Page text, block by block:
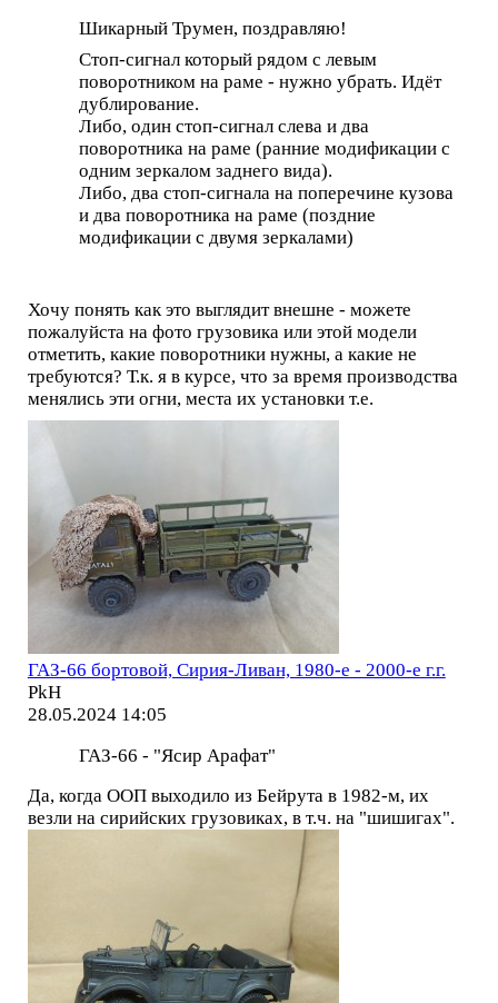
Шикарный Трумен, поздравляю!
Стоп-сигнал который рядом с левым
поворотником на раме - нужно убрать. Идёт
дублирование.
Либо, один стоп-сигнал слева и два
поворотника на раме (ранние модификации с
одним зеркалом заднего вида).
Либо, два стоп-сигнала на поперечине кузова
и два поворотника на раме (поздние
модификации с двумя зеркалами)
Хочу понять как это выглядит внешне - можете
пожалуйста на фото грузовика или этой модели
отметить, какие поворотники нужны, а какие не
требуются? Т.к. я в курсе, что за время производства
менялись эти огни, места их установки т.е.
ГАЗ-66 бортовой, Сирия-Ливан, 1980-е - 2000-е г.г.
PkH
28.05.2024 14:05
ГАЗ-66 - "Ясир Арафат"
Да, когда ООП выходило из Бейрута в 1982-м, их
везли на сирийских грузовиках, в т.ч. на "шишигах".